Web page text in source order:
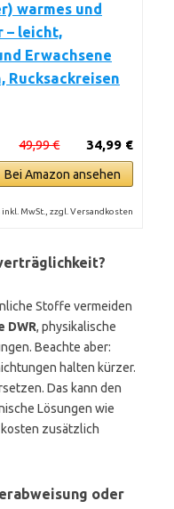
warmes und
– leicht,
Erwachsene
Rucksackreisen
34,99 €
49,99 €
Bei Amazon ansehen
inkl. MwSt., zzgl. Versandkosten
Stoffe vermeiden
DWR, physikalische
Beachte aber:
halten kürzer.
Das kann den
Lösungen wie
kosten zusätzlich
oder